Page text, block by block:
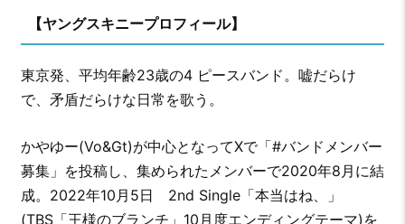
【ヤングスキニープロフィール】
東京発、平均年齢23歳の4 ピースバンド。嘘だらけ
で、矛盾だらけな日常を歌う。
かやゆー(Vo&Gt)が中心となってXで「#バンドメンバー
募集」を投稿し、集められたメンバーで2020年8月に結
成。2022年10月5日 2nd Single「本当はね、」
(TBS「王様のブランチ」10月度エンディングテーマ)を